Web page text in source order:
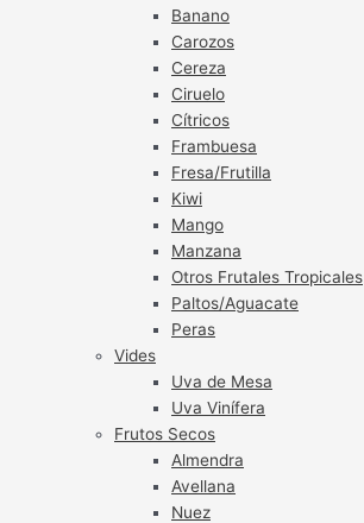
Banano
Carozos
Cereza
Ciruelo
Cítricos
Frambuesa
Fresa/Frutilla
Kiwi
Mango
Manzana
Otros Frutales Tropicales
Paltos/Aguacate
Peras
Vides
Uva de Mesa
Uva Vinífera
Frutos Secos
Almendra
Avellana
Nuez